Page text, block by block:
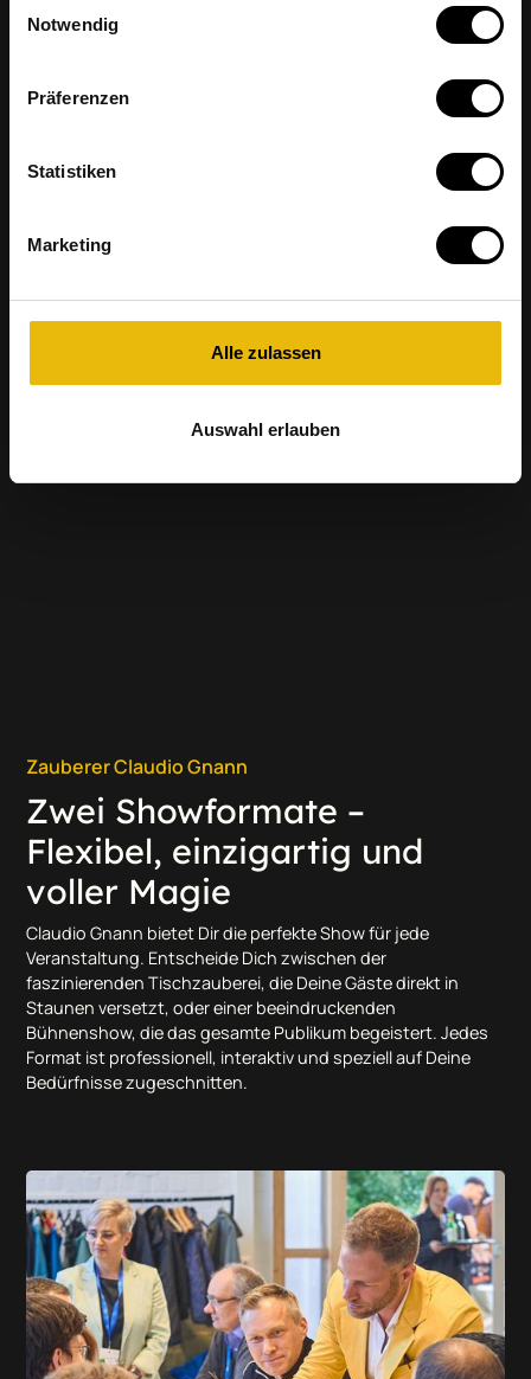
Notwendig
Präferenzen
Statistiken
Marketing
Alle zulassen
Auswahl erlauben
Zauberer Claudio Gnann
Zwei Showformate –
Flexibel, einzigartig und
voller Magie
Claudio Gnann bietet Dir die perfekte Show für jede
Veranstaltung. Entscheide Dich zwischen der
faszinierenden Tischzauberei, die Deine Gäste direkt in
Staunen versetzt, oder einer beeindruckenden
Bühnenshow, die das gesamte Publikum begeistert. Jedes
Format ist professionell, interaktiv und speziell auf Deine
Bedürfnisse zugeschnitten.